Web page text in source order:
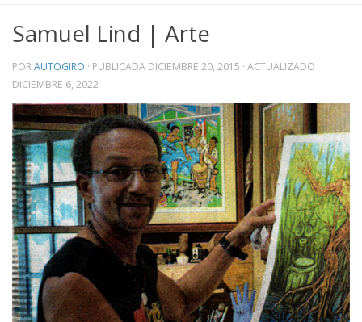
Samuel Lind | Arte
PORAUTOGIRO · PUBLICADA DICIEMBRE 20, 2015 · ACTUALIZADO
DICIEMBRE 6, 2022